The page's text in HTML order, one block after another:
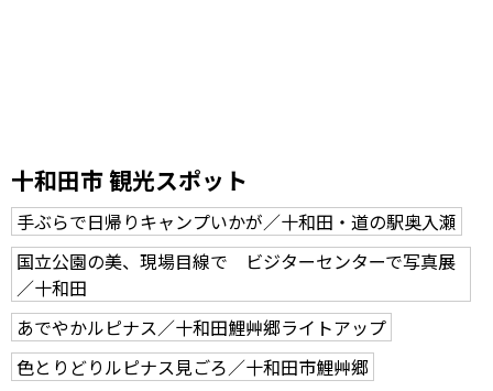
十和田市 観光スポット
手ぶらで日帰りキャンプいかが／十和田・道の駅奥入瀬
国立公園の美、現場目線で ビジターセンターで写真展
／十和田
あでやかルピナス／十和田鯉艸郷ライトアップ
色とりどりルピナス見ごろ／十和田市鯉艸郷